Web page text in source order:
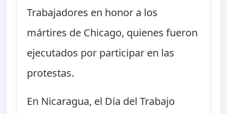
Trabajadores en honor a los
mártires de Chicago, quienes fueron
ejecutados por participar en las
protestas.
En Nicaragua, el Día del Trabajo